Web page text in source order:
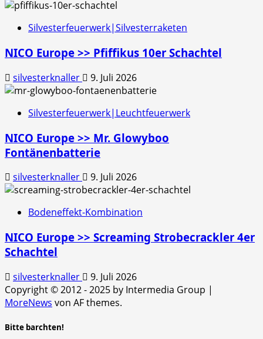
Silvesterfeuerwerk|Silvesterraketen
NICO Europe >> Pfiffikus 10er Schachtel
silvesterknaller 9. Juli 2026
Silvesterfeuerwerk|Leuchtfeuerwerk
NICO Europe >> Mr. Glowyboo
Fontänenbatterie
silvesterknaller 9. Juli 2026
Bodeneffekt-Kombination
NICO Europe >> Screaming Strobecrackler 4er
Schachtel
silvesterknaller
9. Juli 2026
Copyright © 2012 - 2025 by Intermedia Group |
MoreNews von AF themes.
Bitte barchten!